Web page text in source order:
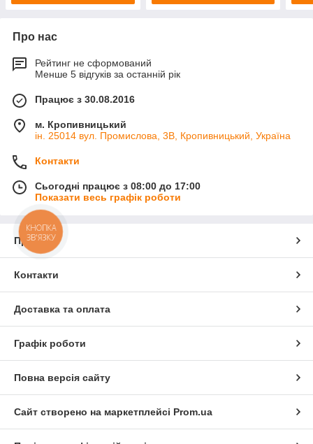
Про нас
Рейтинг не сформований
Менше 5 відгуків за останній рік
Працює з 30.08.2016
м. Кропивницький
ін. 25014 вул. Промислова, 3В, Кропивницький, Україна
Контакти
Сьогодні працює з 08:00 до 17:00
Показати весь графік роботи
Про нас
Контакти
Доставка та оплата
Графік роботи
Повна версія сайту
Сайт створено на маркетплейсі Prom.ua
КНОПКА
ЗВ'ЯЗКУ